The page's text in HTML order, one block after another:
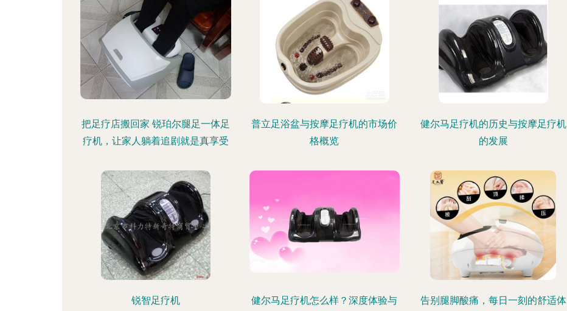
把足疗店搬回家 锐珀尔腿足一体足
疗机，让家人躺着追剧就是真享受
普立足浴盆与按摩足疗机的市场价
格概览
健尔马足疗机的历史与按摩足疗机
的发展
锐智足疗机
健尔马足疗机怎么样？深度体验与
告别腿脚酸痛，每日一刻的舒适体